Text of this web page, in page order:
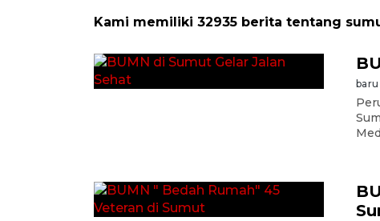
Kami memiliki 32935 berita tentang
baru